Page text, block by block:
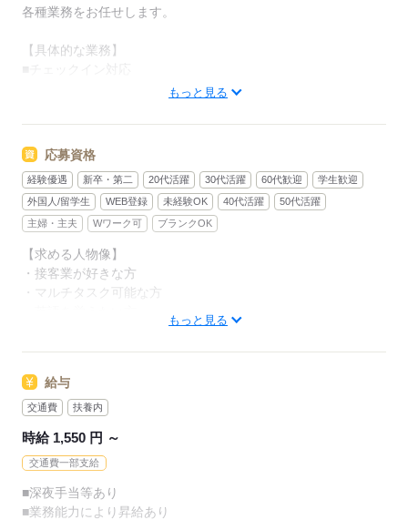
【WE Hotel Toya】という特別な場所で、
全国から集まった仲間と一緒に働きながら、
思い出に残る時間を過ごしてみませんか？
先輩からのメッセージ
＊上司はこんな人＊
■性別：女性
■年齢：40代～50代
■趣味：映画鑑賞
■ひとことお願いします♪
「色々な国の方が働ける
楽しい職場を目指しています。
未経験でもやる気があればご応募ください！」
各種業務をお任せします。
【具体的な業務】
■チェックイン対応
・身分証の確認
・ルームキー発行
・館内設備の説明等
■チェックアウト対応
・宿泊料金の精算
・ 領収書の発行
・ 鍵の回収等
■会計、事務処理
■その他付随業務
マルチタスクになることが多く、
たくさんの方と関われる
立ち仕事なので適度に動きながら
お仕事ができます◎
もっと見る
応募資格
経験優遇 新卒・第二 20代活躍 30代活躍 60代歓迎
学生歓迎
外国人/留学生
WEB登録 未経験OK 40代活躍
50代活躍
主婦・主夫
Wワーク可 ブランクOK
【求める人物像】
・接客業が好きな方
・マルチタスク可能な方
・接客業をやってみたい方
未経験の方も歓迎 （やる気があればOK！）
・楽しい職場にしたいと考える方
可能な方は優遇します！
・ホテルフロントの
経験がある方も優遇！
もっと見る
給与
交通費 扶養内
時給 1,550 円 ～
交通費一部支給
■深夜手当等あり
■業務能力により昇給あり